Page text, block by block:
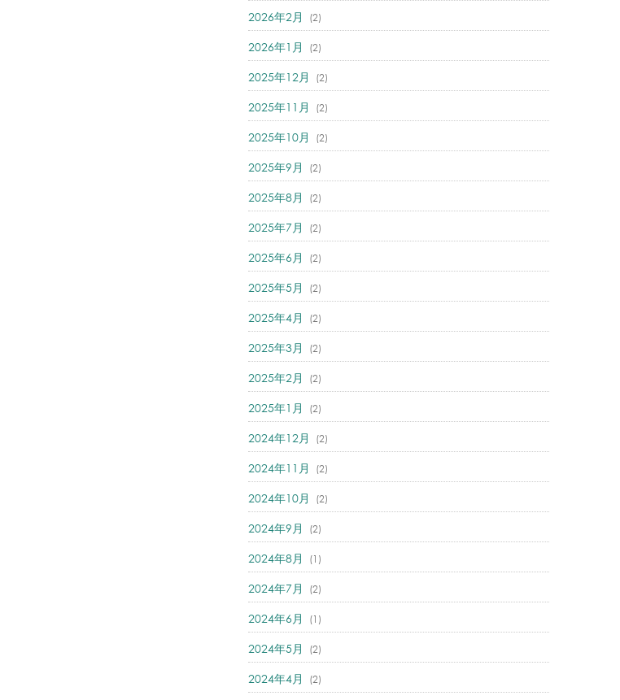
2026年2月 (2)
2026年1月 (2)
2025年12月 (2)
2025年11月 (2)
2025年10月 (2)
2025年9月 (2)
2025年8月 (2)
2025年7月 (2)
2025年6月 (2)
2025年5月 (2)
2025年4月 (2)
2025年3月 (2)
2025年2月 (2)
2025年1月 (2)
2024年12月 (2)
2024年11月 (2)
2024年10月 (2)
2024年9月 (2)
2024年8月 (1)
2024年7月 (2)
2024年6月 (1)
2024年5月 (2)
2024年4月 (2)